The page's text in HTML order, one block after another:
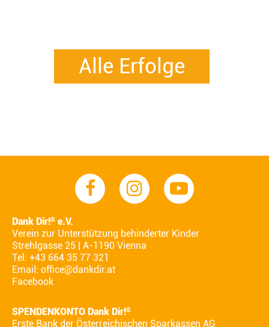
Alle Erfolge
Dank Dir!® e.V.
Verein zur Unterstützung behinderter Kinder
Strehlgasse 25 | A-1190 Vienna
Tel: +43 664 35 77 321
Email: office@dankdir.at
Facebook
SPENDENKONTO Dank Dir!®
Erste Bank der Österreichischen Sparkassen AG